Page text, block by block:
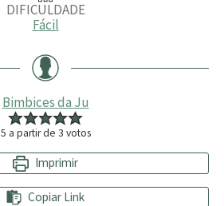
DIFICULDADE
Fácil
Bimbices da Ju
5 a partir de 3 votos
Imprimir
Copiar Link